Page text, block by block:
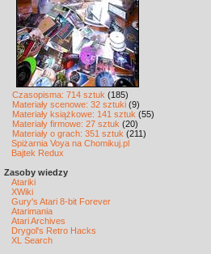
Czasopisma: 714 sztuk (185)
Materiały scenowe: 32 sztuki (9)
Materiały książkowe: 141 sztuk (55)
Materiały firmowe: 27 sztuk (20)
Materiały o grach: 351 sztuk (211)
Spiżarnia Voya na Chomikuj.pl
Bajtek Redux
Zasoby wiedzy
Atariki
XWiki
Gury's Atari 8-bit Forever
Atarimania
Atari Archives
Drygol's Retro Hacks
XL Search